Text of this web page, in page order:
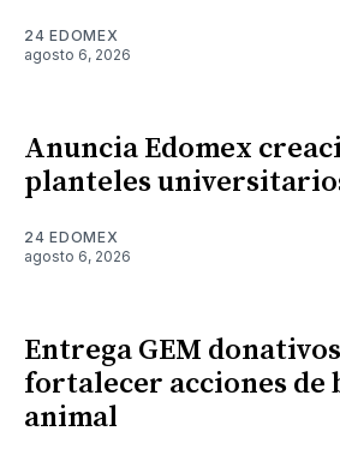
24 EDOMEX
agosto 6, 2026
Anuncia Edomex
planteles
24 EDOMEX
agosto 6, 2026
Entrega GEM
fortalecer acciones de
animal